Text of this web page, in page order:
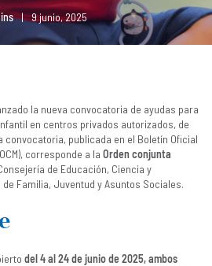
| 9 junio, 2025
la nueva convocatoria de ayudas para
en centros privados autorizados, de
publicada en el Boletín Oficial
corresponde a la Orden conjunta
de Educación, Ciencia y
Familia, Juventud y Asuntos Sociales.
del 4 al 24 de junio de 2025, ambos